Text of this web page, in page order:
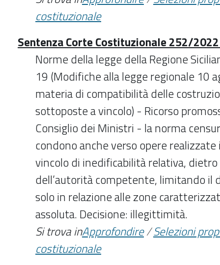
costituzionale
Sentenza Corte Costituzionale 252/
Norme della legge della Regione
19 (Modifiche alla legge regionale 10
materia di compatibilità delle
sottoposte a vincolo) - Ricorso
Consiglio dei Ministri - la norma
condono anche verso opere
vincolo di inedificabilità relativa,
dell’autorità competente, limitando il
solo in relazione alle zone
assoluta. Decisione: illegittimità.
Si trova inApprofondire/Selezioni
costituzionale